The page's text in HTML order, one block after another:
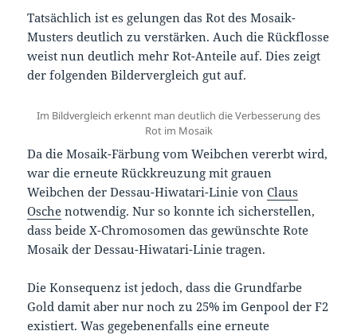
Tatsächlich ist es gelungen das Rot des Mosaik-
Musters deutlich zu verstärken. Auch die Rückflosse
weist nun deutlich mehr Rot-Anteile auf. Dies zeigt
der folgenden Bildervergleich gut auf.
Im Bildvergleich erkennt man deutlich die Verbesserung des
Rot im Mosaik
Da die Mosaik-Färbung vom Weibchen vererbt wird,
war die erneute Rückkreuzung mit grauen
Weibchen der Dessau-Hiwatari-Linie vonClaus
Osche notwendig. Nur so konnte ich sicherstellen,
dass beide X-Chromosomen das gewünschte Rote
Mosaik der Dessau-Hiwatari-Linie tragen.
Die Konsequenz ist jedoch, dass die Grundfarbe
Gold damit aber nur noch zu 25% im Genpool der F2
existiert. Was gegebenenfalls eine erneute